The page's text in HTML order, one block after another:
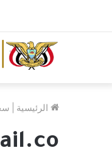
الرئيسية